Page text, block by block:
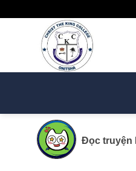
Đọc truyện